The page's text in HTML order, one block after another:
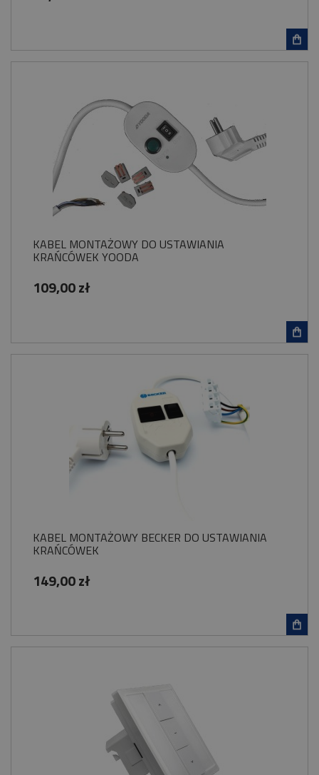
KABEL MONTAŻOWY DO USTAWIANIA
KRAŃCÓWEK YOODA
109,00 zł
KABEL MONTAŻOWY BECKER DO USTAWIANIA
KRAŃCÓWEK
149,00 zł